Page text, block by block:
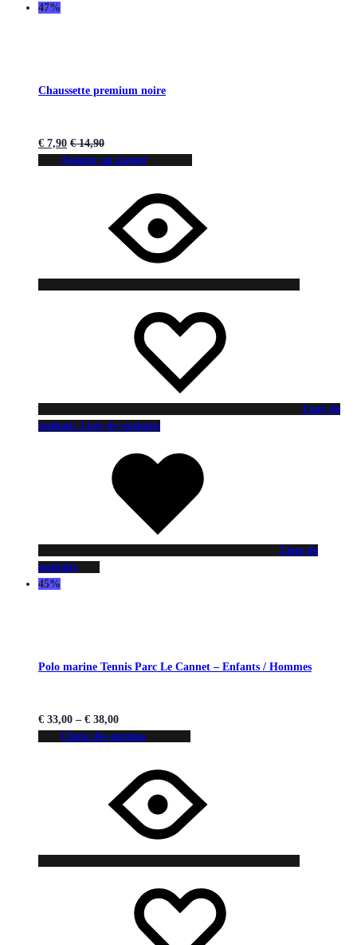
47%
Chaussette premium noire
€ 7,90 €14,90
Ajouter au panier
Liste de
souhaits Liste de souhaits
Liste de
souhaits
45%
Polo marine Tennis Parc Le Cannet – Enfants / Hommes
€ 33,00 – € 38,00
Choix des options